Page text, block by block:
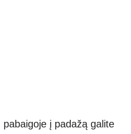
pabaigoje į padažą galite